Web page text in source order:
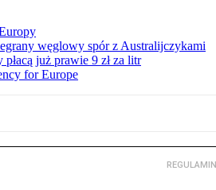
węglowy spór z Australijczykami
już prawie 9 zł za litr
for Europe
REGULAMIN